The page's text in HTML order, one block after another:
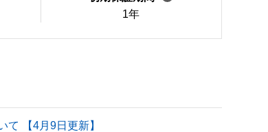
1年
【4月9日更新】